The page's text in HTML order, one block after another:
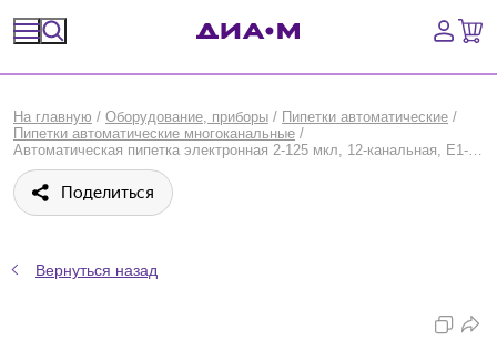
Оборудование, приборы
Расходные материалы, пластик, стекло
На главную / Оборудование, приборы / Пипетки автоматические /
Пипетки автоматические многоканальные /
Автоматическая пипетка электронная 2-125 мкл, 12-канальная, E1-ClipTip, Thermo FS
Поделиться
Вернуться назад